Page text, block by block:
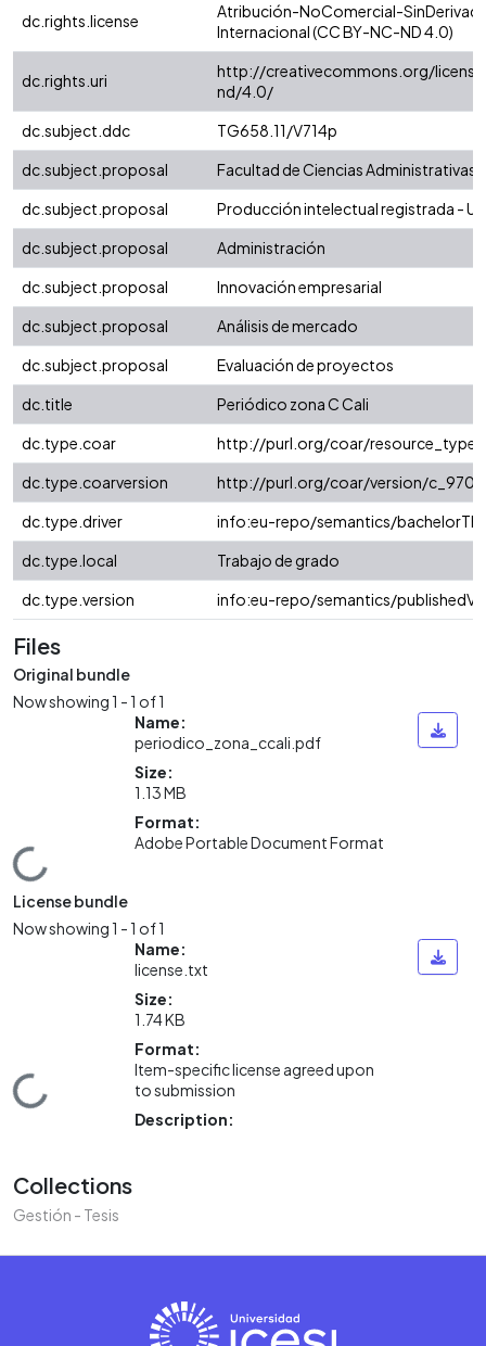
dc.rights.license
Atribución-NoComercial-
Internacional (CC BY-NC-ND 4.0)
dc.rights.uri
http://creativecommons.org/
nd/4.0/
dc.subject.ddc
TG658.11/V714p
dc.subject.proposal
Facultad de Ciencias Administrativas
dc.subject.proposal
Producción intelectual registrada -
dc.subject.proposal
Administración
dc.subject.proposal
Innovación empresarial
dc.subject.proposal
Análisis de mercado
dc.subject.proposal
Evaluación de proyectos
dc.title
Periódico zona C Cali
dc.type.coar
http://purl.org/coar/resource_type/
dc.type.coarversion
http://purl.org/coar/version/
dc.type.driver
info:eu-repo/semantics/
dc.type.local
Trabajo de grado
dc.type.version
info:eu-repo/semantics/
Files
Original bundle
Now showing1 - 1 of 1
Loading...
Name:
periodico_zona_ccali.pdf
Size:
1.13 MB
Format:
Adobe Portable Document Format
License bundle
Now showing1 - 1 of 1
Loading...
Name:
license.txt
Size:
1.74 KB
Format:
Item-specific license agreed upon
to submission
Description:
Collections
Gestión - Tesis